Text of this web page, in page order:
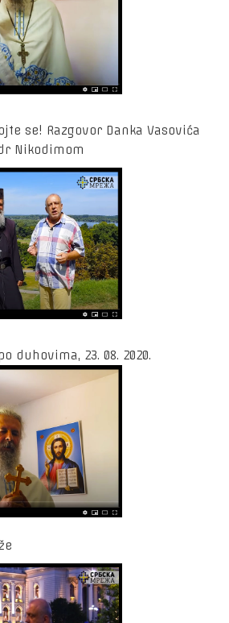
se! Razgovor Danka Vasovića
Nikodimom
duhovima, 23. 08. 2020.